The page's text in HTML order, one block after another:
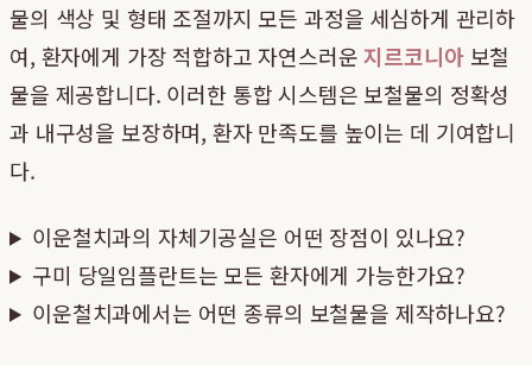
물의 색상 및 형태 조절까지 모든 과정을 세심하게 관리하
여, 환자에게 가장 적합하고 자연스러운지르코니아보철
물을 제공합니다. 이러한 통합 시스템은 보철물의 정확성
과 내구성을 보장하며, 환자 만족도를 높이는 데 기여합니
다.
이운철치과의 자체기공실은 어떤 장점이 있나요?
구미 당일임플란트는 모든 환자에게 가능한가요?
이운철치과에서는 어떤 종류의 보철물을 제작하나요?